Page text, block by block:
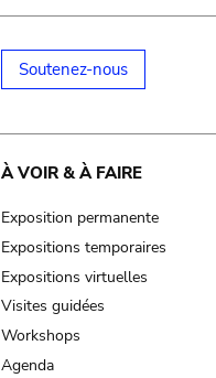
Soutenez-nous
À VOIR & À FAIRE
Exposition permanente
Expositions temporaires
Expositions virtuelles
Visites guidées
Workshops
Agenda